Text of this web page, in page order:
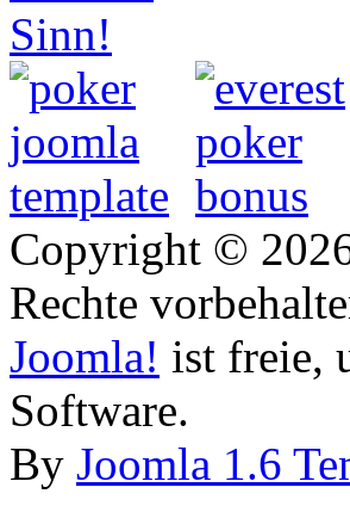
Copyright ©
Rechte
Joomla! ist freie,
Software.
By Joomla 1.6